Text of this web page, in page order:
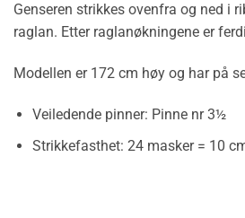
Genseren strikkes ovenfra og ned i
raglan. Etter raglanøkningene er
Modellen er 172 cm høy og har på
Veiledende pinner: Pinne nr 3½
Strikkefasthet: 24 masker = 10